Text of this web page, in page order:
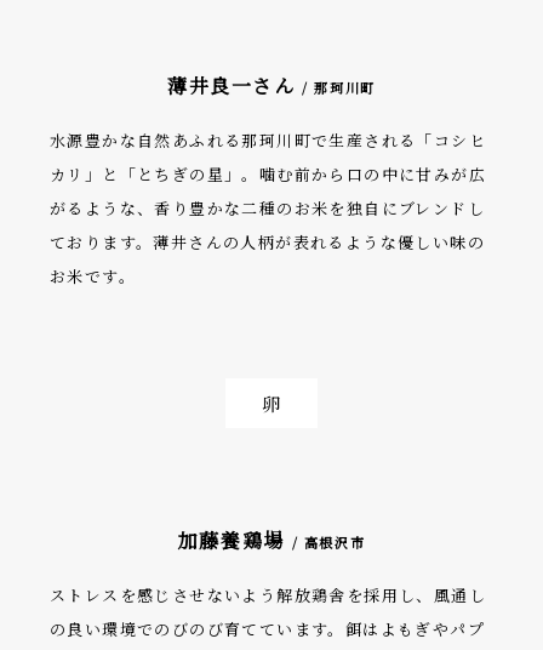
薄井良一さん / 那珂川町
水源豊かな自然あふれる那珂川町で生産される「コシヒ
カリ」と「とちぎの星」。噛む前から口の中に甘みが広
がるような、香り豊かな二種のお米を独自にブレンドし
ております。薄井さんの人柄が表れるような優しい味の
お米です。
卵
加藤養鶏場 / 高根沢市
ストレスを感じさせないよう解放鶏舎を採用し、風通し
の良い環境でのびのび育てています。餌はよもぎやパプ